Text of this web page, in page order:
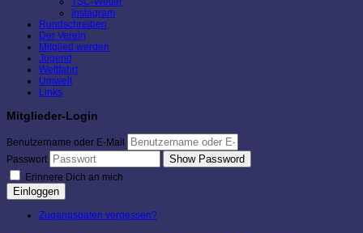
Instagram
Rundschreiben
Der Verein
Mitglied werden
Jugend
Wettfahrt
Umwelt
Links
Mitglieder-Login
Benutzername oder E-Mail
Passwort
Show Password
Erinnere Dich an mich
Einloggen
Zugangsdaten vergessen?